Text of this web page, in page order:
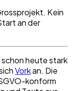
Kein
an der
heute stark
Vorkan. Die
konform